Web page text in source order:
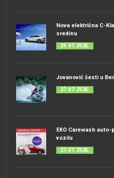
Nova električna C-
sredinu
29. 07. 2026.
Jovanović šesti u
27. 07. 2026.
EKO Carewash
vozilu
27. 07. 2026.